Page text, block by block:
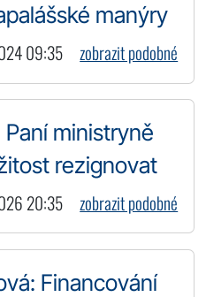
manýry
09:35 zobrazit podobné
Paní ministryně
rezignovat
20:35 zobrazit podobné
Financování